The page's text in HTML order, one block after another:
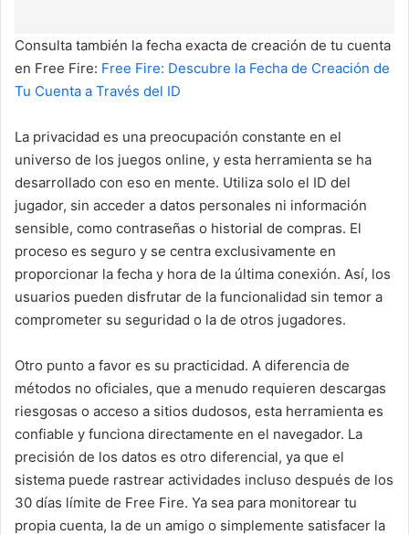
Consulta también la fecha exacta de creación de tu cuenta
en Free Fire: Free Fire: Descubre la Fecha de Creación de
Tu Cuenta a Través del ID
La privacidad es una preocupación constante en el
universo de los juegos online, y esta herramienta se ha
desarrollado con eso en mente. Utiliza solo el ID del
jugador, sin acceder a datos personales ni información
sensible, como contraseñas o historial de compras. El
proceso es seguro y se centra exclusivamente en
proporcionar la fecha y hora de la última conexión. Así, los
usuarios pueden disfrutar de la funcionalidad sin temor a
comprometer su seguridad o la de otros jugadores.
Otro punto a favor es su practicidad. A diferencia de
métodos no oficiales, que a menudo requieren descargas
riesgosas o acceso a sitios dudosos, esta herramienta es
confiable y funciona directamente en el navegador. La
precisión de los datos es otro diferencial, ya que el
sistema puede rastrear actividades incluso después de los
30 días límite de Free Fire. Ya sea para monitorear tu
propia cuenta, la de un amigo o simplemente satisfacer la